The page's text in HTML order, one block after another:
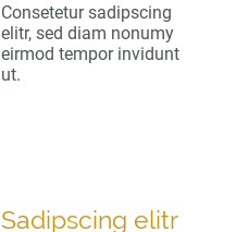
Consetetur sadipscing
elitr, sed diam nonumy
eirmod tempor invidunt
ut.
Sadipscing elitr